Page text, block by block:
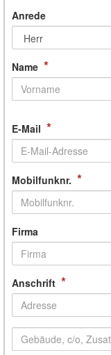
Anrede
Name *
E-Mail *
Mobilfunknr. *
Firma
Anschrift *